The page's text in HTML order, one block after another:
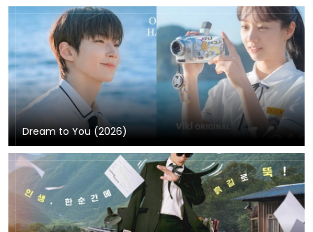
Dream to You (2026)